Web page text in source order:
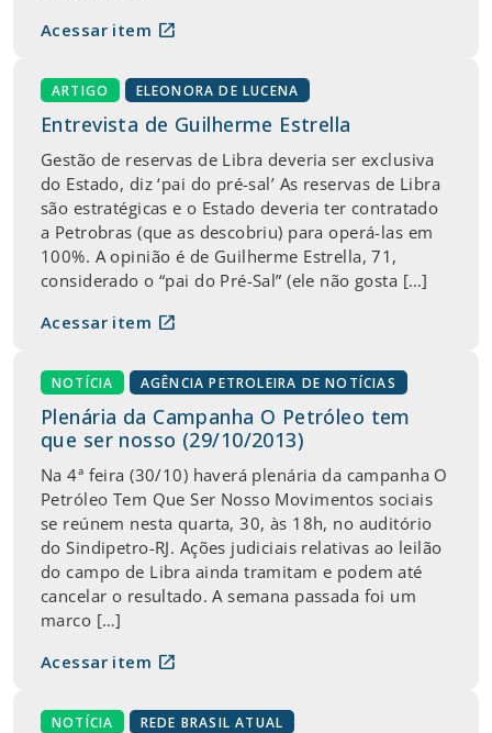
Acessar item open_in_new
ARTIGO ELEONORA DE LUCENA
Entrevista de Guilherme Estrella
Gestão de reservas de Libra deveria ser exclusiva
do Estado, diz ‘pai do pré-sal’ As reservas de Libra
são estratégicas e o Estado deveria ter contratado
a Petrobras (que as descobriu) para operá-las em
100%. A opinião é de Guilherme Estrella, 71,
considerado o “pai do Pré-Sal” (ele não gosta […]
Acessar item open_in_new
NOTÍCIA AGÊNCIA PETROLEIRA DE NOTÍCIAS
Plenária da Campanha O Petróleo tem
que ser nosso (29/10/2013)
Na 4ª feira (30/10) haverá plenária da campanha O
Petróleo Tem Que Ser Nosso Movimentos sociais
se reúnem nesta quarta, 30, às 18h, no auditório
do Sindipetro-RJ. Ações judiciais relativas ao leilão
do campo de Libra ainda tramitam e podem até
cancelar o resultado. A semana passada foi um
marco […]
Acessar item open_in_new
NOTÍCIA REDE BRASIL ATUAL